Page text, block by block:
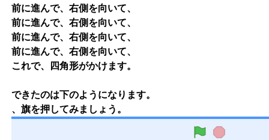
前に進んで、右側を向いて、
前に進んで、右側を向いて、
前に進んで、右側を向いて、
前に進んで、右側を向いて、
これで、四角形がかけます。
できたのは下のようになります。
、旗を押してみましょう。